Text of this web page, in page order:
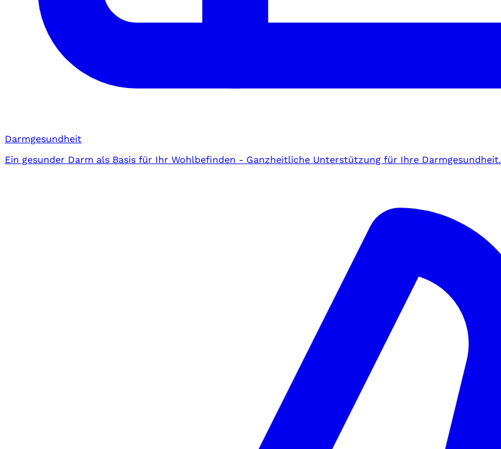
Darmgesundheit
Ein gesunder Darm als Basis für Ihr Wohlbefinden - Ganzheitliche Unterstützung für Ihre Darmgesundheit.